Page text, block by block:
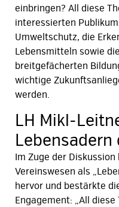
einbringen? All diese
interessierten
Umweltschutz, die
Lebensmitteln sowie
breitgefächerten
wichtige
werden.
LH Mikl-
Lebensadern
Im Zuge der
Vereinswesen als
hervor und bestärkte
Engagement: „All